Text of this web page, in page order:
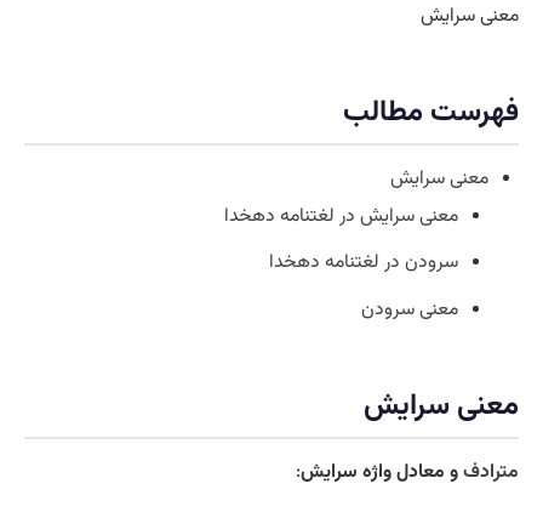
معنی سرایش
فهرست مطالب
معنی سرایش
معنی سرایش در لغتنامه دهخدا
سرودن در لغتنامه دهخدا
معنی سرودن
معنی سرایش
مترادفو معادل واژه سرایش: